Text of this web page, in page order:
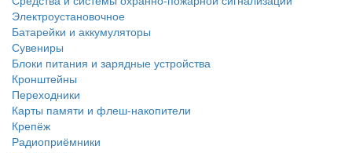
Электроустановочное
Батарейки и аккумуляторы
Сувениры
Блоки питания и зарядные устройства
Кронштейны
Переходники
Карты памяти и флеш-накопители
Крепёж
Радиоприёмники